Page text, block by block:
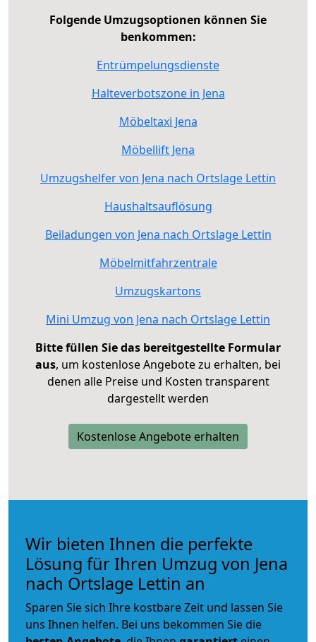
Folgende Umzugsoptionen können Sie
benkommen:
Entrümpelungsdienste
Halteverbotszone in Jena
Möbeltaxi Jena
Möbellift Jena
Umzugshelfer von Jena nach Ortslage Lettin
Haushaltsauflösung
Beiladungen von Jena nach Ortslage Lettin
Möbelmitfahrzentrale
Umzugskartons
Mini Umzug von Jena nach Ortslage Lettin
Bitte füllen Sie das bereitgestellte Formular
aus, um kostenlose Angebote zu erhalten, bei
denen alle Preise und Kosten transparent
dargestellt werden
Kostenlose Angebote erhalten
Wir bieten Ihnen die perfekte
Lösung für Ihren Umzug von Jena
nach Ortslage Lettin an
Sparen Sie sich Ihre kostbare Zeit und lassen Sie
uns Ihnen helfen. Bei uns bekommen Sie die